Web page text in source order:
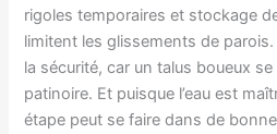
rigoles temporaires et stockage
limitent les glissements de
la sécurité, car un talus boueux
patinoire. Et puisque l’eau est
étape peut se faire dans de